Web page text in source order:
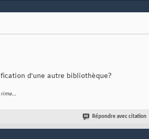
d'une autre bibliothèque?
Répondre avec citation